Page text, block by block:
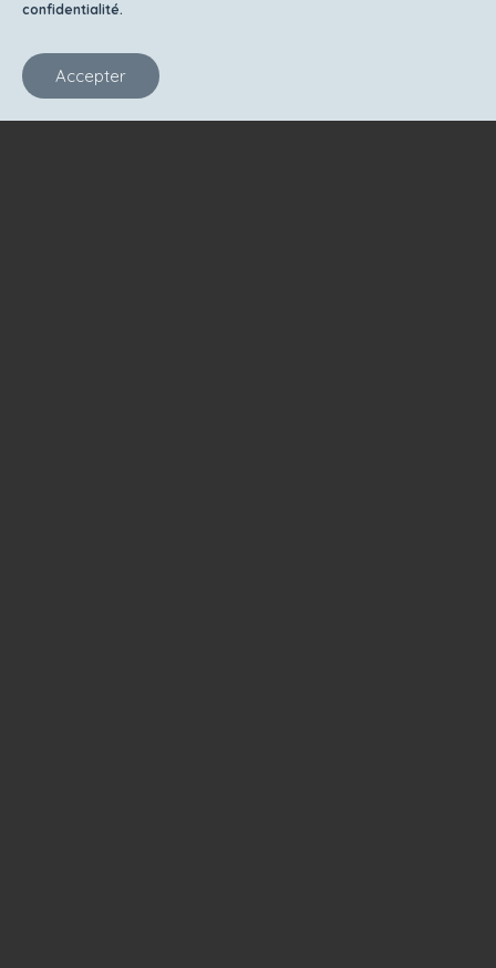
confidentialité.
Accepter